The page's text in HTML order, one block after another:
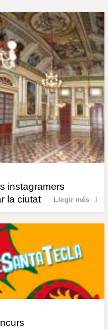
u
l
e
s
c
a
u
instagramers
la ciutat
Llegir més